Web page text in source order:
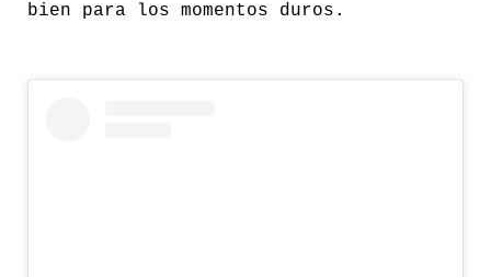
bien para los momentos duros.